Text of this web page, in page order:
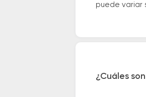
puede variar
¿Cuáles